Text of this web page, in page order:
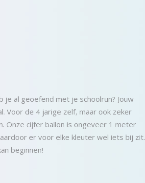
al geoefend met je schoolrun? Jouw
Voor de 4 jarige zelf, maar ook zeker
Onze cijfer ballon is ongeveer 1 meter
er voor elke kleuter wel iets bij zit.
beginnen!